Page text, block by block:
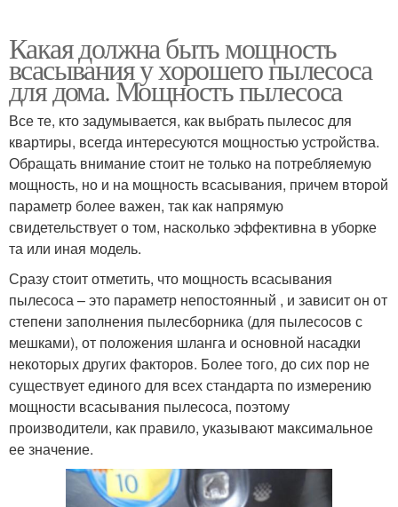
Какая должна быть мощность
всасывания у хорошего пылесоса
для дома. Мощность пылесоса
Все те, кто задумывается, как выбрать пылесос для
квартиры, всегда интересуются мощностью устройства.
Обращать внимание стоит не только на потребляемую
мощность, но и на мощность всасывания, причем второй
параметр более важен, так как напрямую
свидетельствует о том, насколько эффективна в уборке
та или иная модель.
Сразу стоит отметить, что мощность всасывания
пылесоса – это параметр непостоянный , и зависит он от
степени заполнения пылесборника (для пылесосов с
мешками), от положения шланга и основной насадки
некоторых других факторов. Более того, до сих пор не
существует единого для всех стандарта по измерению
мощности всасывания пылесоса, поэтому
производители, как правило, указывают максимальное
ее значение.